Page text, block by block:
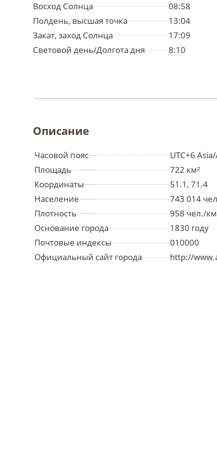
Восход Солнца
08:58
Полдень, высшая точка
13:04
Закат, заход Солнца
17:09
Световой день/Долгота дня
8:10
Описание
Часовой пояс
UTC+6
Площадь
722 км²
Координаты
51.1, 71.4
Население
743 014
Плотность
958 чел./
Основание города
1830 году
Почтовые индексы
010000
Официальный сайт города
http://